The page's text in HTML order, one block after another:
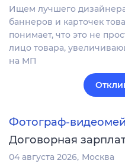
Ищем лучшего
баннеров и карточек
понимает, что это не
лицо товара,
на МП
Фотограф-
Договорная
04 августа 2026 Москва